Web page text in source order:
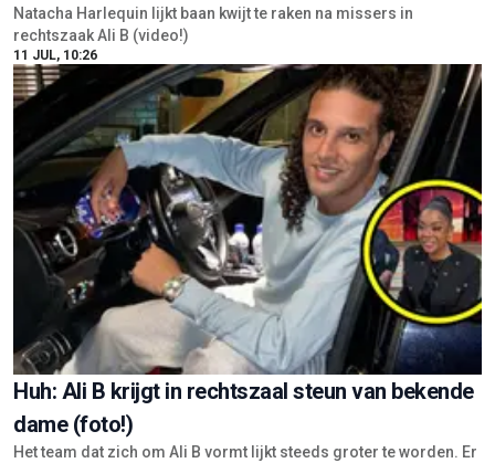
Natacha Harlequin lijkt baan kwijt te raken na missers in
rechtszaak Ali B (video!)
11 JUL, 10:26
Huh: Ali B krijgt in rechtszaal steun van bekende
dame (foto!)
Het team dat zich om Ali B vormt lijkt steeds groter te worden. Er